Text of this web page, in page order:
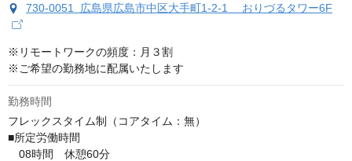
730-0051 広島県広島市中区大手町1-2-1 おりづるタワー6F
※リモートワークの頻度：月３割
※ご希望の勤務地に配属いたします
勤務時間
フレックスタイム制（コアタイム：無）
■所定労働時間
08時間　休憩60分